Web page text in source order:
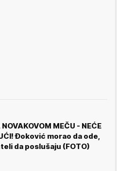
NOVAKOVOM MEČU - NEĆE
Đoković morao da ode,
da poslušaju (FOTO)